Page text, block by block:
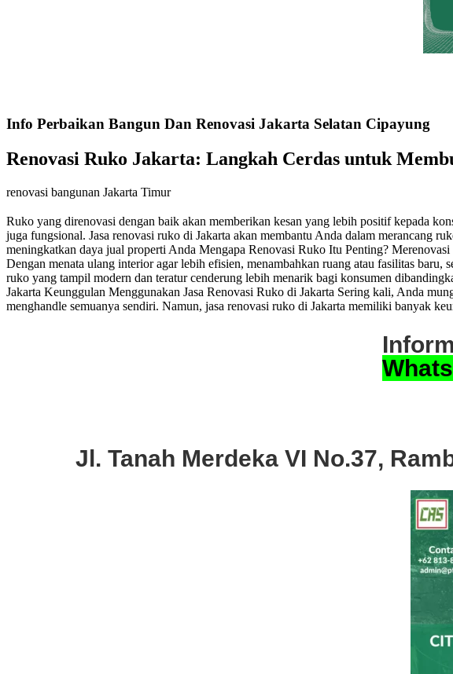
Info Perbaikan Bangun Dan Renovasi Jakarta Selatan Cipayung
Renovasi Ruko Jakarta: Langkah Cerdas untuk
renovasi bangunan Jakarta Timur
Ruko yang direnovasi dengan baik akan memberikan kesan yang lebih positif kepada
juga fungsional. Jasa renovasi ruko di Jakarta akan membantu Anda dalam merancang
meningkatkan daya jual properti Anda Mengapa Renovasi Ruko Itu Penting?
Dengan menata ulang interior agar lebih efisien, menambahkan ruang atau fasilitas
ruko yang tampil modern dan teratur cenderung lebih menarik bagi konsumen
Jakarta Keunggulan Menggunakan Jasa Renovasi Ruko di Jakarta Sering kali, Anda
menghandle semuanya sendiri. Namun, jasa renovasi ruko di Jakarta memiliki banyak
Jl. Tanah Merdeka VI No.37,